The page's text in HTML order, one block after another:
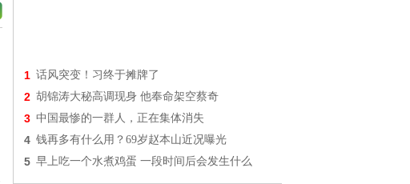
1 话风突变！习终于摊牌了
2 胡锦涛大秘高调现身 他奉命架空蔡奇
3 中国最惨的一群人，正在集体消失
4 钱再多有什么用？69岁赵本山近况曝光
5 早上吃一个水煮鸡蛋 一段时间后会发生什么